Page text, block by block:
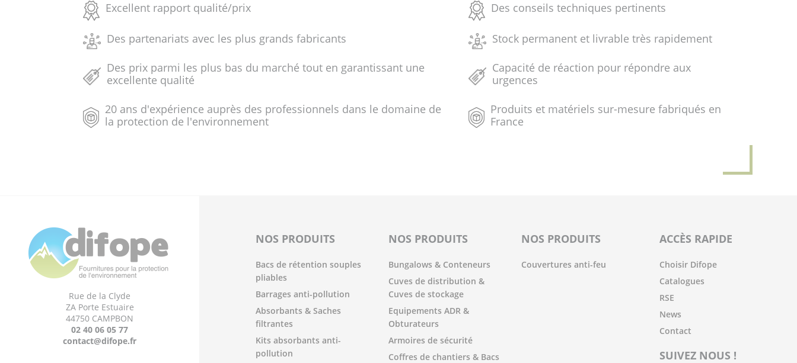
Excellent rapport qualité/prix
Des partenariats avec les plus grands fabricants
Des prix parmi les plus bas du marché tout en garantissant une
excellente qualité
20 ans d'expérience auprès des professionnels dans le domaine de
la protection de l'environnement
Des conseils techniques pertinents
Stock permanent et livrable très rapidement
Capacité de réaction pour répondre aux
urgences
Produits et matériels sur-mesure fabriqués en
France
Rue de la Clyde
ZA Porte Estuaire
44750 CAMPBON
02 40 06 05 77
contact@difope.fr
NOS PRODUITS
Bacs de rétention souples
pliables
Barrages anti-pollution
Absorbants & Saches
filtrantes
Kits absorbants anti-
pollution
NOS PRODUITS
Bungalows & Conteneurs
Cuves de distribution &
Cuves de stockage
Equipements ADR &
Obturateurs
Armoires de sécurité
Coffres de chantiers & Bacs
NOS PRODUITS
Couvertures anti-feu
ACCÈS RAPIDE
Choisir Difope
Catalogues
RSE
News
Contact
SUIVEZ NOUS !